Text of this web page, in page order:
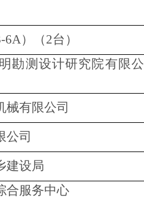
）（2台）
勘测设计研究院有限公
械有限公司
公司
建设局
合服务中心